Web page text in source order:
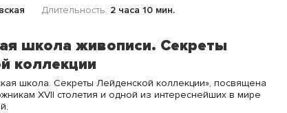
Длительность: 2 часа 10 мин.
школа живописи. Секреты
коллекции
школа. Секреты Лейденской коллекции», посвящена
XVII столетия и одной из интереснейших в мире